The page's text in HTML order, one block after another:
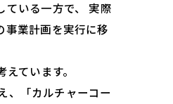
ている一方で、 実際
事業計画を実行に移
ています。
、「カルチャーコー